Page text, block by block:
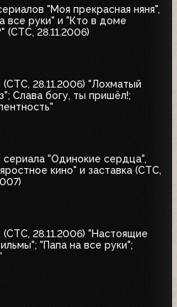
"Моя прекрасная няня",
все руки" и "Кто в доме
(СТС, 28.11.2006)
28.11.2006) "Лохматый
Слава богу, ты пришёл!;
сериала "Одинокие сердца",
кино" и заставка (СТС,
28.11.2006) "Настоящие
"Папа на все руки";